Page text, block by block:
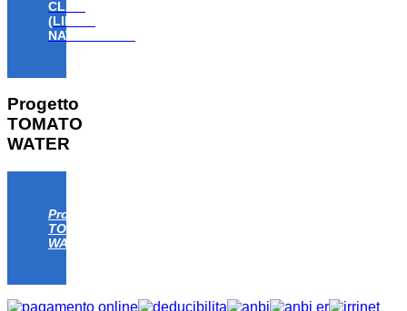
CLAW
(LIFE18
NAT/IT/000806)
Progetto
TOMATO
WATER
Progetto
TOMATO
WATER